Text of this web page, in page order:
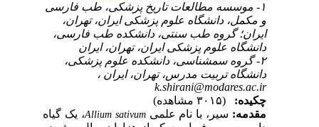
۱- موسسه مطالعات تاریخ پزشکی، طب فارسی
و مکمل، دانشگاه علوم پزشکی ایران، تهران،
ایران؛ گروه طب سنتی، دانشکده طب فارسی،
دانشگاه علوم پزشکی ایران، تهران، ایران
۲- گروه سم‎شناسی، دانشکده علوم پزشکی،
دانشگاه تربیت مدرس، تهران، ایران ،
k.shirani@modares.ac.ir
چکیده:
(۳۰۱۵ مشاهده)
مقدمه:سیر، با نام علمیAllium sativum، یک گیاه